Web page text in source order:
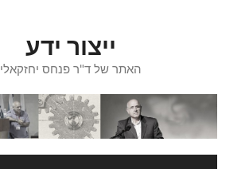
ייצור ידע
האתר של ד"ר פנחס יחזקאלי